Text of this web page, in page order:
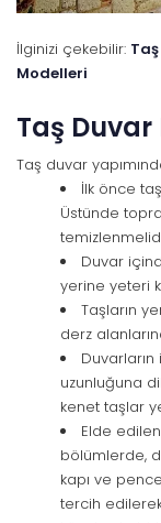
İlginizi çekebilir:
Modelleri
Taş Duvar
Taş duvar
İlk önce
Üstünde
Duvar
yerine yeteri
Taşların
derz
uzunluğuna
kenet taşlar
Elde
bölümlerde,
kapı ve
tercih edilerek